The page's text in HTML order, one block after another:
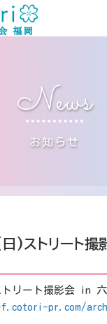
News
お知らせ
)ストリート撮
リート撮影会 in
pr.com/